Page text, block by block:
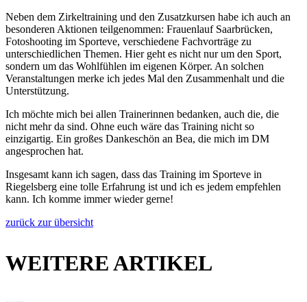
Neben dem Zirkeltraining und den Zusatzkursen habe ich auch an
besonderen Aktionen teilgenommen: Frauenlauf Saarbrücken,
Fotoshooting im Sporteve, verschiedene Fachvorträge zu
unterschiedlichen Themen. Hier geht es nicht nur um den Sport,
sondern um das Wohlfühlen im eigenen Körper. An solchen
Veranstaltungen merke ich jedes Mal den Zusammenhalt und die
Unterstützung.
Ich möchte mich bei allen Trainerinnen bedanken, auch die, die
nicht mehr da sind. Ohne euch wäre das Training nicht so
einzigartig. Ein großes Dankeschön an Bea, die mich im DM
angesprochen hat.
Insgesamt kann ich sagen, dass das Training im Sporteve in
Riegelsberg eine tolle Erfahrung ist und ich es jedem empfehlen
kann. Ich komme immer wieder gerne!
zurück zur übersicht
WEITERE ARTIKEL